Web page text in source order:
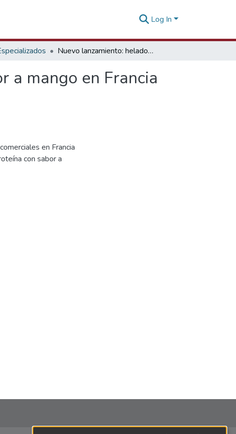
Log In
Nuevo lanzamiento: helado de proteína con sabor a mango en Francia
a mango en Francia
en Francia
con sabor a